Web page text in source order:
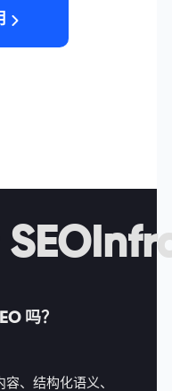
吗？
、结构化语义、